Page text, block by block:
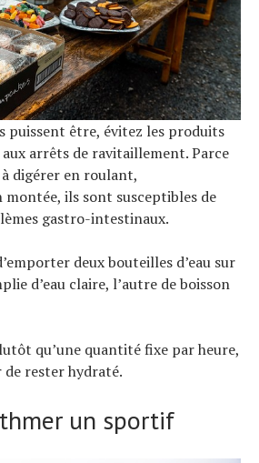
puissent être, évitez les produits
arrêts de ravitaillement. Parce
digérer en roulant,
ils sont susceptibles de
gastro-intestinaux.
deux bouteilles d’eau sur
d’eau claire, l’autre de boisson
qu’une quantité fixe par heure,
de rester hydraté.
un sportif